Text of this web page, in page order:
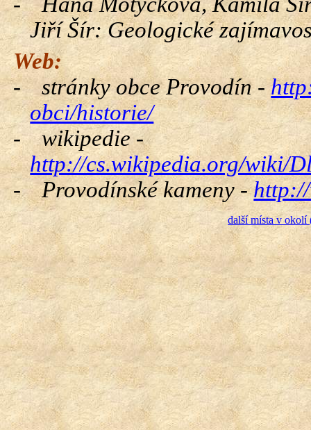
Jiří Šír: Geologické
Web:
-
stránky obce Provodín -
obci/historie/
-
wikipedie -
http://cs.wikipedia.org/wiki/
-
Provodínské kameny -
další místa v okolí